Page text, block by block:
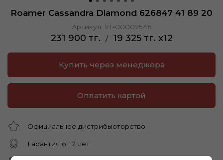
Roamer Cassandra Diamond 626847 41 89 20
Артикул: УТ-00002546
231 900 тг. / 19 325 тг. x12
Купить через менеджера
Оплатить картой
Официальное дистрибьюторство
Гарантия от 2 лет